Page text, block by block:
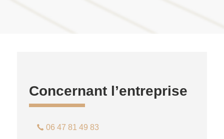
Concernant l’entreprise
06 47 81 49 83